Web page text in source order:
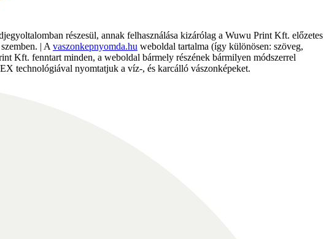
részesül, annak felhasználása kizárólag a Wuwu Print Kft. előzetes
| A vaszonkepnyomda.hu weboldal tartalma (így különösen: szöveg,
Kft. fenntart minden, a weboldal bármely részének bármilyen módszerrel
technológiával nyomtatjuk a víz-, és karcálló vászonképeket.